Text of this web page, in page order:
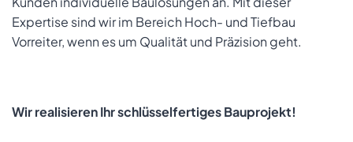
Expertise sind wir im Bereich Hoch- und Tiefbau
Vorreiter, wenn es um Qualität und Präzision geht.
Wir realisieren Ihr schlüsselfertiges Bauprojekt!